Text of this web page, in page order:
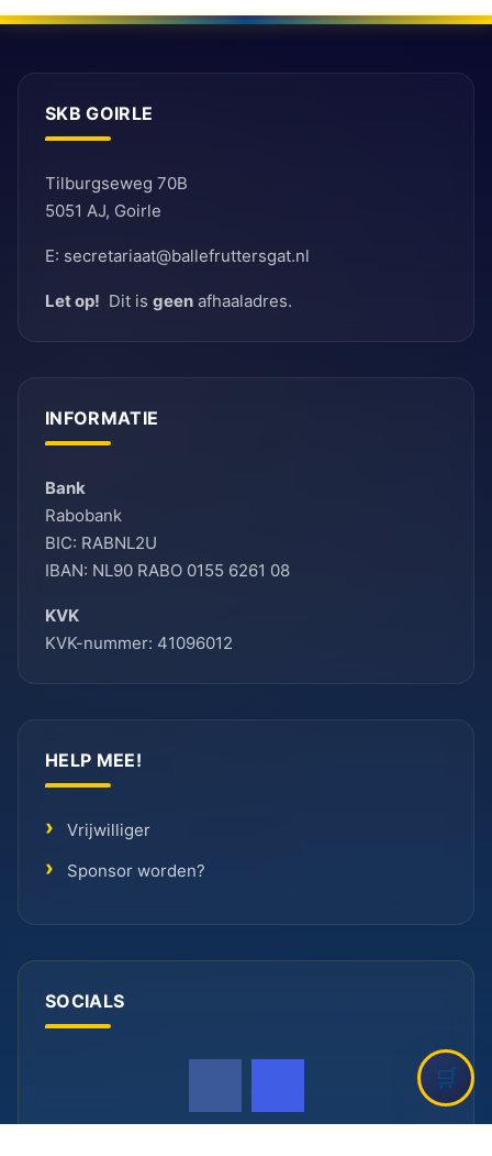
SKB GOIRLE
Tilburgseweg 70B
5051 AJ, Goirle
E: secretariaat@ballefruttersgat.nl
Let op! Dit is geen afhaaladres.
INFORMATIE
Bank
Rabobank
BIC: RABNL2U
IBAN: NL90 RABO 0155 6261 08
KVK
KVK-nummer: 41096012
HELP MEE!
Vrijwilliger
Sponsor worden?
SOCIALS